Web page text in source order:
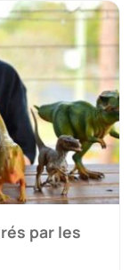
par les